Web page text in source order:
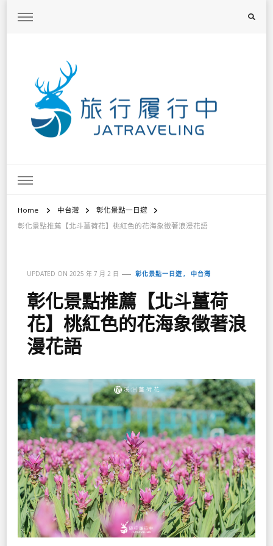
Home 中台灣
彰化景點一日遊
彰化景點推薦【北斗薑荷花】桃紅色的花海象徵著浪漫花語
UPDATED ON 2025 年 7 月 2 日 彰化景點一日遊 中台灣
彰化景點推薦【北斗薑荷
花】桃紅色的花海象徵著浪
漫花語